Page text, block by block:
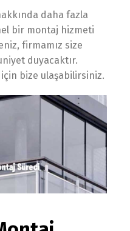
daha fazla
bir montaj hizmeti
firmamız size
duyacaktır.
bize ulaşabilirsiniz.